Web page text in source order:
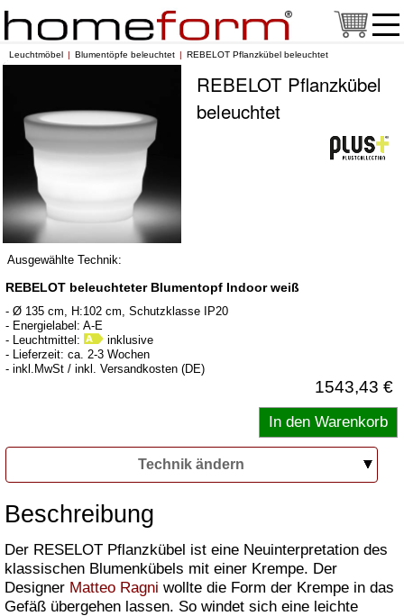
Leuchtmöbel Blumentöpfe beleuchtet REBELOT Pflanzkübel beleuchtet
REBELOT Pflanzkübel
beleuchtet
Ausgewählte Technik:
REBELOT beleuchteter Blumentopf Indoor weiß
- Ø 135 cm, H:102 cm, Schutzklasse IP20
- Energielabel: A-E
- Leuchtmittel:
inklusive
- Lieferzeit: ca. 2-3 Wochen
- inkl.MwSt / inkl. Versandkosten (DE)
1543,43 €
Technik ändern
Beschreibung
Der RESELOT Pflanzkübel ist eine Neuinterpretation des
klassischen Blumenkübels mit einer Krempe. Der
Designer Matteo Ragni wollte die Form der Krempe in das
Gefäß übergehen lassen. So windet sich eine leichte